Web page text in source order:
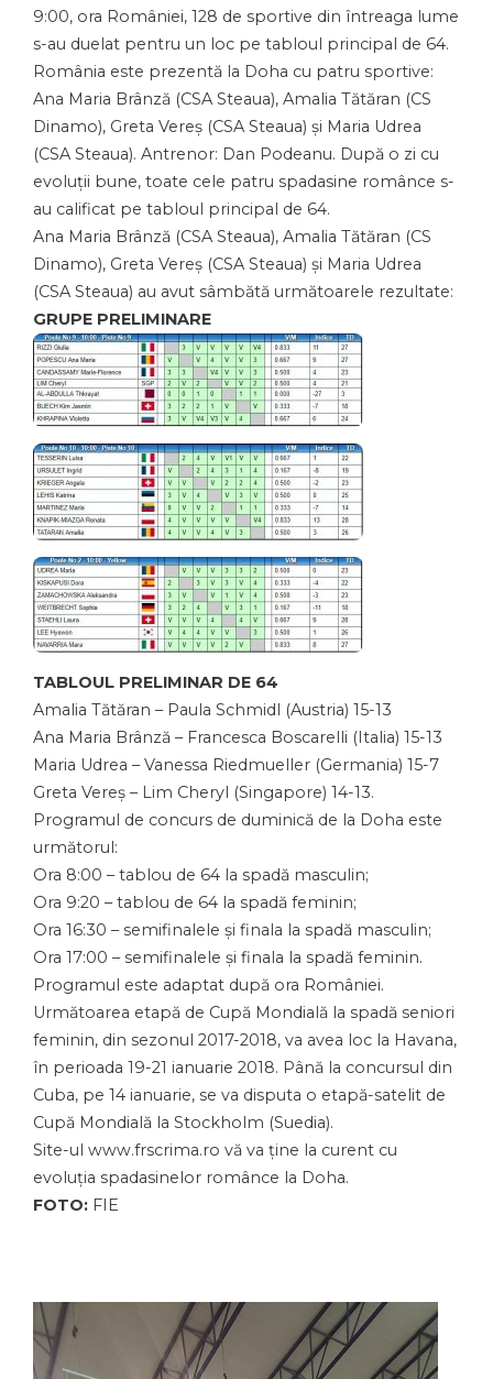
9:00, ora României, 128 de sportive din întreaga lume
s-au duelat pentru un loc pe tabloul principal de 64.
România este prezentă la Doha cu patru sportive:
Ana Maria Brânză (CSA Steaua), Amalia Tătăran (CS
Dinamo), Greta Vereș (CSA Steaua) și Maria Udrea
(CSA Steaua). Antrenor: Dan Podeanu. După o zi cu
evoluții bune, toate cele patru spadasine românce s-
au calificat pe tabloul principal de 64.
Ana Maria Brânză (CSA Steaua), Amalia Tătăran (CS
Dinamo), Greta Vereș (CSA Steaua) și Maria Udrea
(CSA Steaua) au avut sâmbătă următoarele rezultate:
GRUPE PRELIMINARE
TABLOUL PRELIMINAR DE 64
Amalia Tătăran – Paula Schmidl (Austria) 15-13
Ana Maria Brânză – Francesca Boscarelli (Italia) 15-13
Maria Udrea – Vanessa Riedmueller (Germania) 15-7
Greta Vereș – Lim Cheryl (Singapore) 14-13.
Programul de concurs de duminică de la Doha este
următorul:
Ora 8:00 – tablou de 64 la spadă masculin;
Ora 9:20 – tablou de 64 la spadă feminin;
Ora 16:30 – semifinalele și finala la spadă masculin;
Ora 17:00 – semifinalele și finala la spadă feminin.
Programul este adaptat după ora României.
Următoarea etapă de Cupă Mondială la spadă seniori
feminin, din sezonul 2017-2018, va avea loc la Havana,
în perioada 19-21 ianuarie 2018. Până la concursul din
Cuba, pe 14 ianuarie, se va disputa o etapă-satelit de
Cupă Mondială la Stockholm (Suedia).
Site-ul www.frscrima.ro vă va ține la curent cu
evoluția spadasinelor românce la Doha.
FOTO: FIE